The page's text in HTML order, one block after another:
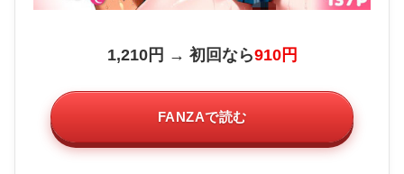
1,210円 → 初回なら910円
FANZAで読む